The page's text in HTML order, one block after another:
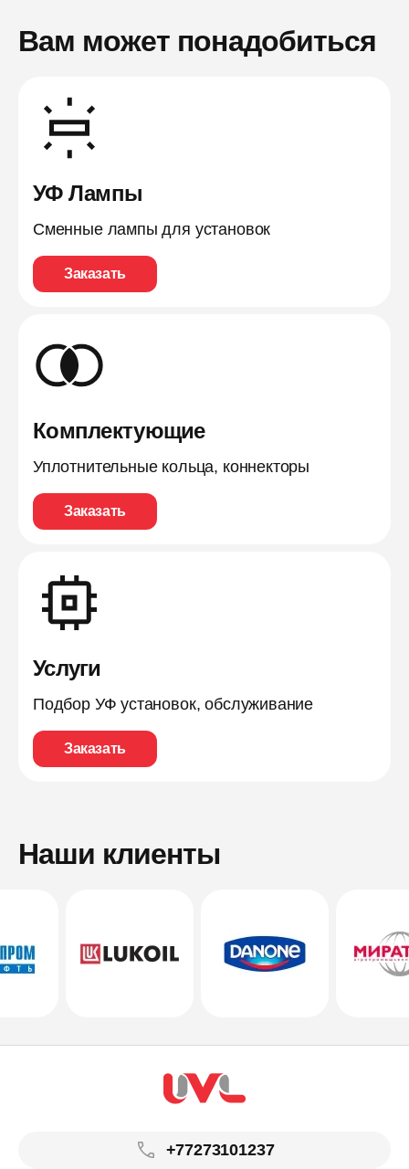
Вам может понадобиться
УФ Лампы
Сменные лампы для установок
Заказать
Комплектующие
Уплотнительные кольца, коннекторы
Заказать
Услуги
Подбор УФ установок, обслуживание
Заказать
Наши клиенты
+77273101237